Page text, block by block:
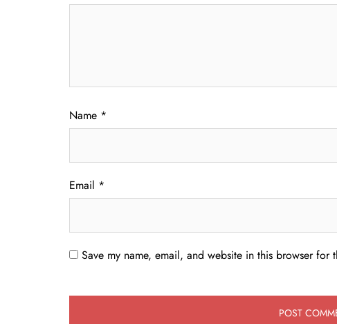
Name *
Email *
Save my name, email, and website in this browser for